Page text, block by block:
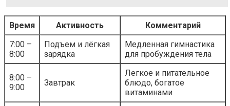
Время Активность
Комментарий
7:00 –
8:00
Подъем и лёгкая
зарядка
Медленная гимнастика
для пробуждения тела
8:00 –
9:00
Завтрак
Легкое и питательное
блюдо, богатое
витаминами